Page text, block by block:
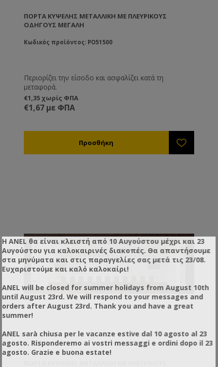
ΠΌΡΤΑ ΚΥΨΈΛΗΣ ΜΕΤΑΛΛΙΚΉ ΜΕ ΠΛΕΥΡΙΚΟΎΣ
ΟΔΗΓΟΎΣ ΜΕΓΆΛΗ
Κωδικός προϊόντος: PO51500
Περιορίζει την είσοδο και ασφαλίζει κατά τη
μεταφορά.
€1,35 χωρίς ΦΠΑ
€1,67 με ΦΠΑ
Η ANEL θα είναι κλειστή από 10 Αυγούστου μέχρι και 23
Αυγούστου για καλοκαιρινές διακοπές. Θα απαντήσουμε
στα μηνύματα και στις παραγγελίες σας μετά τις 23/08.
Ευχαριστούμε και καλό καλοκαίρι!
ANEL will be closed for summer holidays from August 10th
until August 23rd. We will respond to your messages and
orders after August 23rd. Thank you and have a great
summer!
ANEL sarà chiusa per le vacanze estive dal 10 agosto al 23
agosto. Risponderemo ai vostri messaggi e ordini dopo il 23
agosto. Grazie e buona estate!